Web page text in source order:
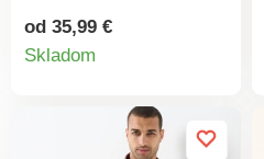
Farbené pruhy. Jemne
hrejivá. Dlhé rukávy. 2
sedlo. Farebne zladené
gombíky. Rovný spodný
od 35,99 €
Skladom